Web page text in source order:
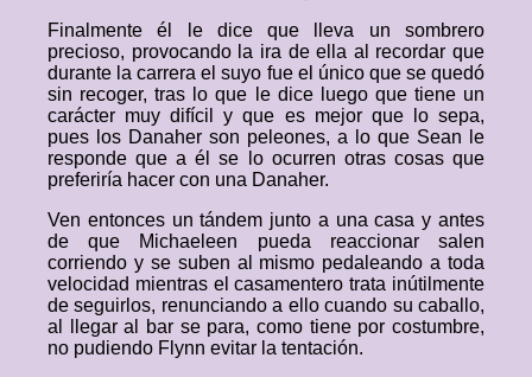
Finalmente él le dice que lleva un sombrero
precioso, provocando la ira de ella al recordar que
durante la carrera el suyo fue el único que se quedó
sin recoger, tras lo que le dice luego que tiene un
carácter muy difícil y que es mejor que lo sepa,
pues los Danaher son peleones, a lo que Sean le
responde que a él se lo ocurren otras cosas que
preferiría hacer con una Danaher.
Ven entonces un tándem junto a una casa y antes
de que Michaeleen pueda reaccionar salen
corriendo y se suben al mismo pedaleando a toda
velocidad mientras el casamentero trata inútilmente
de seguirlos, renunciando a ello cuando su caballo,
al llegar al bar se para, como tiene por costumbre,
no pudiendo Flynn evitar la tentación.